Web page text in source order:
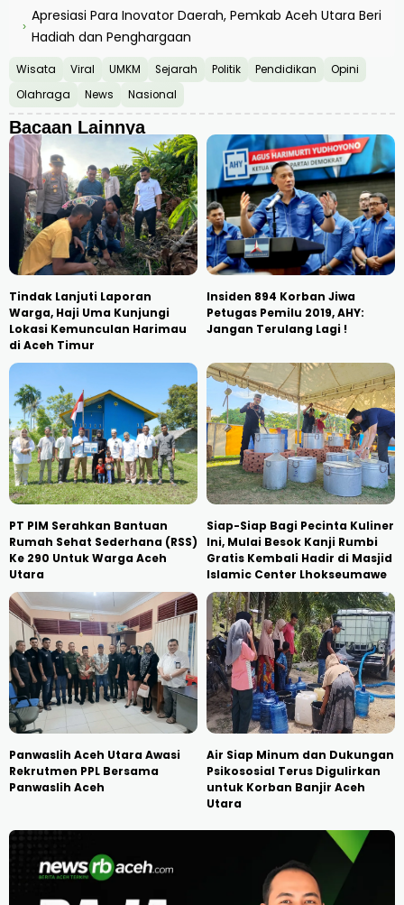
›
Apresiasi Para Inovator Daerah, Pemkab Aceh Utara Beri
Hadiah dan Penghargaan
Wisata Viral UMKM Sejarah Politik Pendidikan
Opini
Olahraga
News Nasional
Bacaan Lainnya
Tindak Lanjuti Laporan
Warga, Haji Uma Kunjungi
Lokasi Kemunculan Harimau
di Aceh Timur
Insiden 894 Korban Jiwa
Petugas Pemilu 2019, AHY:
Jangan Terulang Lagi !
PT PIM Serahkan Bantuan
Rumah Sehat Sederhana (RSS)
Ke 290 Untuk Warga Aceh
Utara
Siap-Siap Bagi Pecinta Kuliner
Ini, Mulai Besok Kanji Rumbi
Gratis Kembali Hadir di Masjid
Islamic Center Lhokseumawe
Panwaslih Aceh Utara Awasi
Rekrutmen PPL Bersama
Panwaslih Aceh
Air Siap Minum dan Dukungan
Psikososial Terus Digulirkan
untuk Korban Banjir Aceh
Utara